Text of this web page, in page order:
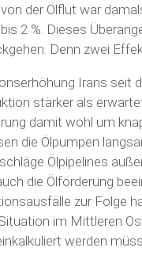
der Ölflut war
2 %. Dieses
Denn zwei
Irans seit
stärker als
damit wohl um
die Ölpumpen
Ölpipelines
die Ölförderung
zur Folge
im Mittleren
werden